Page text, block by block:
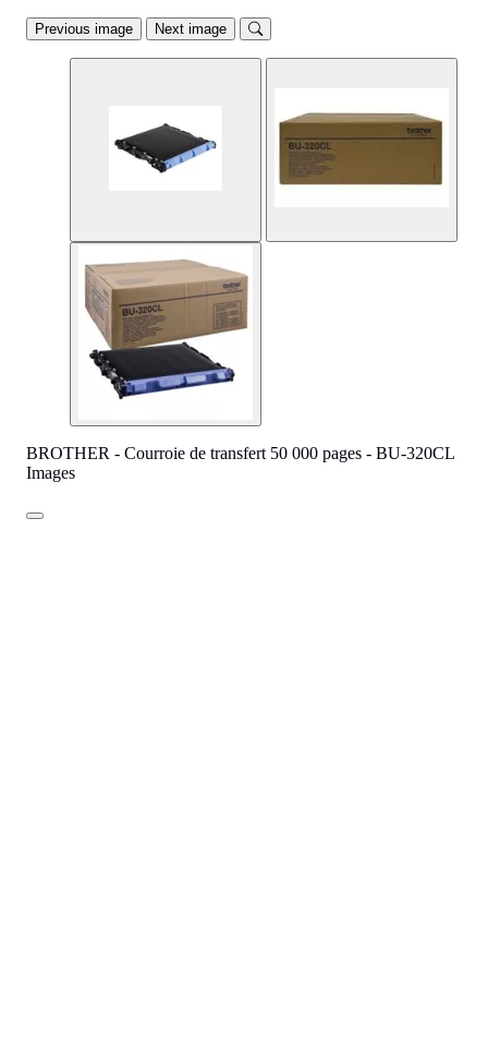
Previous image Next image
BROTHER - Courroie de transfert 50 000 pages - BU-320CL
Images